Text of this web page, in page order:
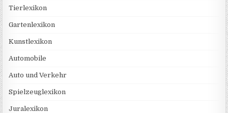
Tierlexikon
Gartenlexikon
Kunstlexikon
Automobile
Auto und Verkehr
Spielzeuglexikon
Juralexikon